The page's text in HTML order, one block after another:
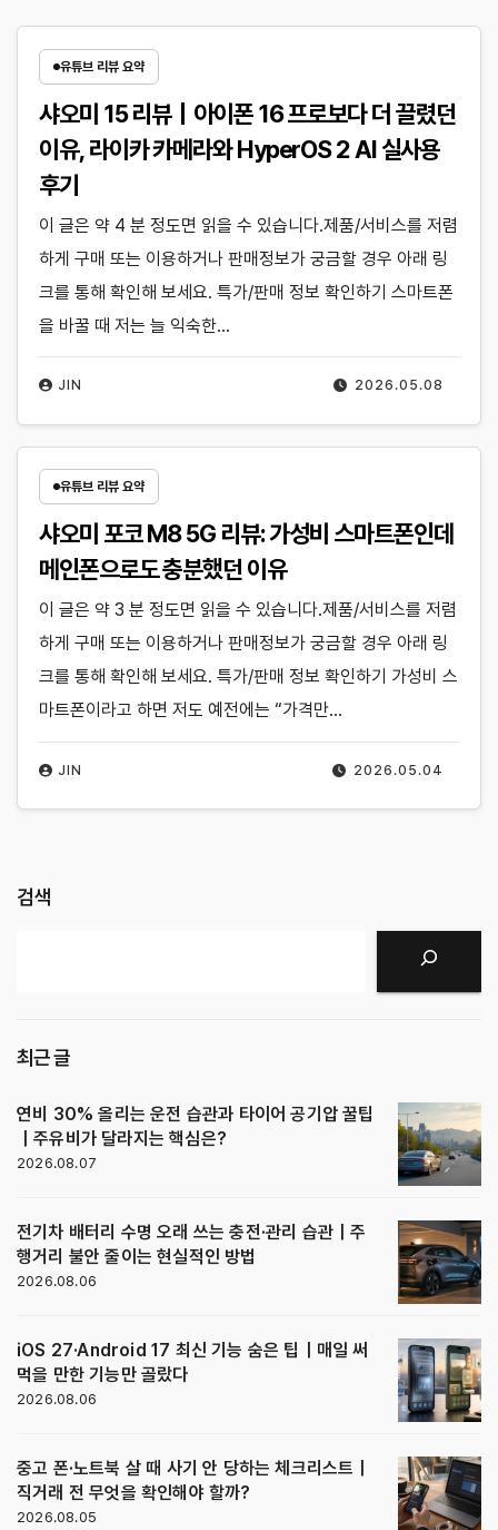
유튜브 리뷰 요약
샤오미 15 리뷰｜아이폰 16 프로보다 더 끌렸던
이유, 라이카 카메라와 HyperOS 2 AI 실사용
후기
2026.05.08
JIN
이 글은 약 4 분 정도면 읽을 수 있습니다.제품/서비스를 저렴
하게 구매 또는 이용하거나 판매정보가 궁금할 경우 아래 링
크를 통해 확인해 보세요. 특가/판매 정보 확인하기 스마트폰
을 바꿀 때 저는 늘 익숙한…
유튜브 리뷰 요약
샤오미 포코 M8 5G 리뷰: 가성비 스마트폰인데
메인폰으로도 충분했던 이유
2026.05.04
JIN
이 글은 약 3 분 정도면 읽을 수 있습니다.제품/서비스를 저렴
하게 구매 또는 이용하거나 판매정보가 궁금할 경우 아래 링
크를 통해 확인해 보세요. 특가/판매 정보 확인하기 가성비 스
마트폰이라고 하면 저도 예전에는 “가격만…
검색
최근 글
연비 30% 올리는 운전 습관과 타이어 공기압 꿀팁
｜주유비가 달라지는 핵심은?
2026.08.07
전기차 배터리 수명 오래 쓰는 충전·관리 습관｜주
행거리 불안 줄이는 현실적인 방법
2026.08.06
iOS 27·Android 17 최신 기능 숨은 팁｜매일 써
먹을 만한 기능만 골랐다
2026.08.06
중고 폰·노트북 살 때 사기 안 당하는 체크리스트｜
직거래 전 무엇을 확인해야 할까?
2026.08.05